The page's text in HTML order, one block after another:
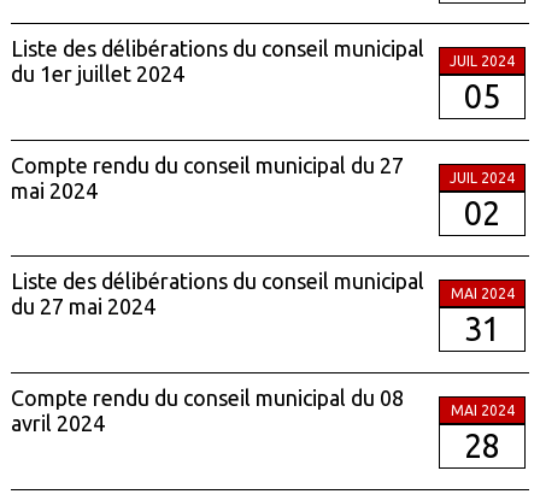
Liste des délibérations du conseil municipal
du 1er juillet 2024
JUIL 2024
05
Compte rendu du conseil municipal du 27
mai 2024
JUIL 2024
02
Liste des délibérations du conseil municipal
du 27 mai 2024
MAI 2024
31
Compte rendu du conseil municipal du 08
avril 2024
MAI 2024
28